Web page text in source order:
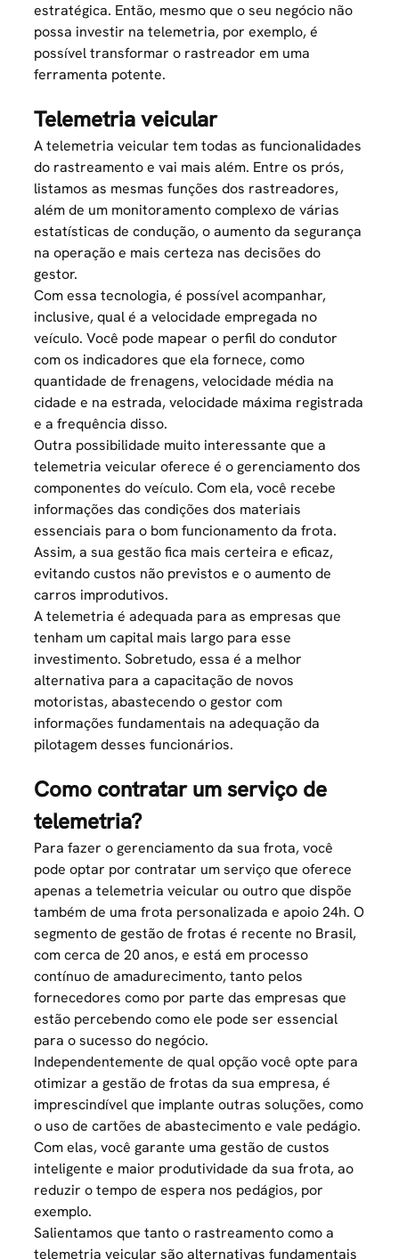
estratégica. Então, mesmo que o seu negócio não
possa investir na telemetria, por exemplo, é
possível transformar o rastreador em uma
ferramenta potente.
Telemetria veicular
A telemetria veicular tem todas as funcionalidades
do rastreamento e vai mais além. Entre os prós,
listamos as mesmas funções dos rastreadores,
além de um monitoramento complexo de várias
estatísticas de condução, o aumento da segurança
na operação e mais certeza nas decisões do
gestor.
Com essa tecnologia, é possível acompanhar,
inclusive, qual é a velocidade empregada no
veículo. Você pode mapear o perfil do condutor
com os indicadores que ela fornece, como
quantidade de frenagens, velocidade média na
cidade e na estrada, velocidade máxima registrada
e a frequência disso.
Outra possibilidade muito interessante que a
telemetria veicular oferece é o gerenciamento dos
componentes do veículo. Com ela, você recebe
informações das condições dos materiais
essenciais para o bom funcionamento da frota.
Assim, a sua gestão fica mais certeira e eficaz,
evitando custos não previstos e o aumento de
carros improdutivos.
A telemetria é adequada para as empresas que
tenham um capital mais largo para esse
investimento. Sobretudo, essa é a melhor
alternativa para a capacitação de novos
motoristas, abastecendo o gestor com
informações fundamentais na adequação da
pilotagem desses funcionários.
Como contratar um serviço de
telemetria?
Para fazer o gerenciamento da sua frota, você
pode optar por contratar um serviço que oferece
apenas a telemetria veicular ou outro que dispõe
também de uma frota personalizada e apoio 24h. O
segmento de gestão de frotas é recente no Brasil,
com cerca de 20 anos, e está em processo
contínuo de amadurecimento, tanto pelos
fornecedores como por parte das empresas que
estão percebendo como ele pode ser essencial
para o sucesso do negócio.
Independentemente de qual opção você opte para
otimizar a gestão de frotas da sua empresa, é
imprescindível que implanteoutras soluções, como
o uso de cartões de abastecimento e vale pedágio.
Com elas, você garante uma gestão de custos
inteligente e maior produtividade da sua frota, ao
reduzir o tempo de espera nos pedágios, por
exemplo.
Salientamos que tanto o rastreamento como a
telemetria veicular são alternativas fundamentais